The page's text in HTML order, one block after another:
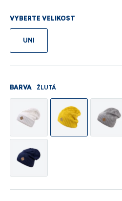
VYBERTE VELIKOST
UNI
BARVA ŽLUTÁ